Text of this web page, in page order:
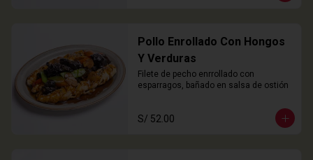
Pollo Enrollado Con Hongos
Y Verduras
Filete de pecho enrrollado con
esparragos, bañado en salsa de ostión
S/ 52.00